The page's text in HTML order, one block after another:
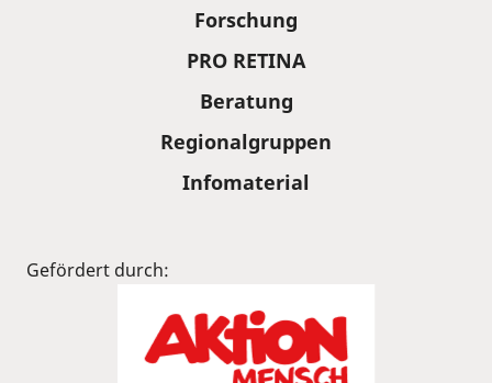
Forschung
PRO RETINA
Beratung
Regionalgruppen
Infomaterial
Gefördert durch: